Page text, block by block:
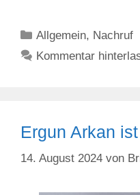
Kategorien
Allgemein, Nachruf
Kommentar
Ergun Arkan
14. August 2024 von